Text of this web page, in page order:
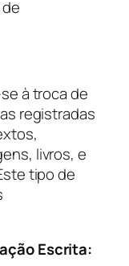
à troca de
registradas
livros, e
tipo de
Escrita: